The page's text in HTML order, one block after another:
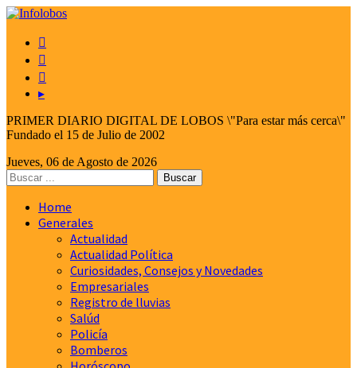



▸
PRIMER DIARIO DIGITAL DE LOBOS \"Para estar más cerca\"
Fundado el 15 de Julio de 2002
Jueves, 06 de Agosto de 2026
Home
Generales
Actualidad
Actualidad Política
Curiosidades, Consejos y Novedades
Empresariales
Registro de lluvias
Salúd
Policía
Bomberos